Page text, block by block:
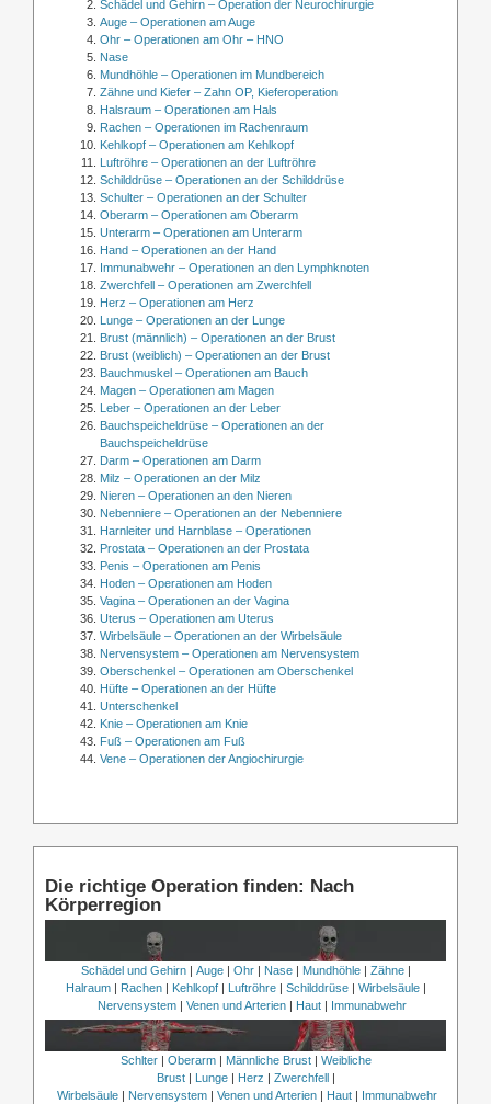
Schädel und Gehirn – Operation der Neurochirurgie
Auge – Operationen am Auge
Ohr – Operationen am Ohr – HNO
Nase
Mundhöhle – Operationen im Mundbereich
Zähne und Kiefer – Zahn OP, Kieferoperation
Halsraum – Operationen am Hals
Rachen – Operationen im Rachenraum
Kehlkopf – Operationen am Kehlkopf
Luftröhre – Operationen an der Luftröhre
Schilddrüse – Operationen an der Schilddrüse
Schulter – Operationen an der Schulter
Oberarm – Operationen am Oberarm
Unterarm – Operationen am Unterarm
Hand – Operationen an der Hand
Immunabwehr – Operationen an den Lymphknoten
Zwerchfell – Operationen am Zwerchfell
Herz – Operationen am Herz
Lunge – Operationen an der Lunge
Brust (männlich) – Operationen an der Brust
Brust (weiblich) – Operationen an der Brust
Bauchmuskel – Operationen am Bauch
Magen – Operationen am Magen
Leber – Operationen an der Leber
Bauchspeicheldrüse – Operationen an der
Bauchspeicheldrüse
Darm – Operationen am Darm
Milz – Operationen an der Milz
Nieren – Operationen an den Nieren
Nebenniere – Operationen an der Nebenniere
Harnleiter und Harnblase – Operationen
Prostata – Operationen an der Prostata
Penis – Operationen am Penis
Hoden – Operationen am Hoden
Vagina – Operationen an der Vagina
Uterus – Operationen am Uterus
Wirbelsäule – Operationen an der Wirbelsäule
Nervensystem – Operationen am Nervensystem
Oberschenkel – Operationen am Oberschenkel
Hüfte – Operationen an der Hüfte
Unterschenkel
Knie – Operationen am Knie
Fuß – Operationen am Fuß
Vene – Operationen der Angiochirurgie
Die richtige Operation finden: Nach
Körperregion
Schädel und Gehirn| Auge| Ohr| Nase| Mundhöhle| Zähne|
Halraum| Rachen| Kehlkopf| Luftröhre| Schilddrüse| Wirbelsäule|
Nervensystem | Venen und Arterien | Haut | Immunabwehr
Schlter| Oberarm| Männliche Brust| Weibliche
Brust| Lunge| Herz | Zwerchfell|
Wirbelsäule | Nervensystem | Venen und Arterien | Haut | Immunabwehr